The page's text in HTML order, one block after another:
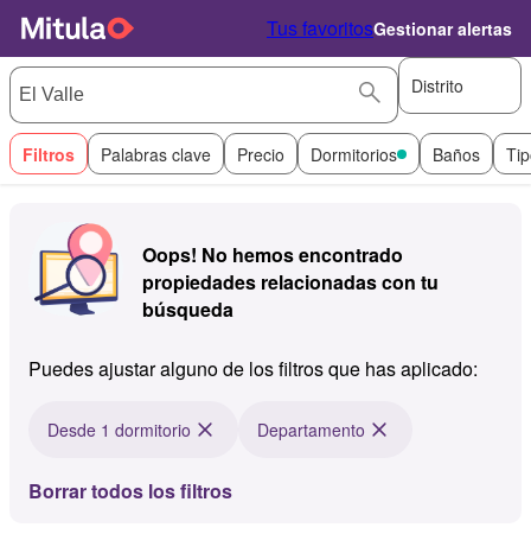
Tus favoritosGestionar alertas
Distrito
Filtros Palabras clave Precio Dormitorios Baños
Oops! No hemos encontrado
propiedades relacionadas con tu
búsqueda
Puedes ajustar alguno de los filtros que has aplicado:
Desde 1 dormitorio Departamento
Borrar todos los filtros